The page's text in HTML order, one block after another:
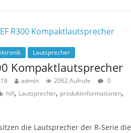
Lautsprecher
Kompaktlautsprecher
admin 2062 Aufrufe
0
hifi, Lautsprecher, produktinformationen,
die Lautsprecher der R-Serie die